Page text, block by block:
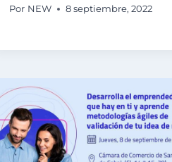
Por NEW 8 septiembre, 2022